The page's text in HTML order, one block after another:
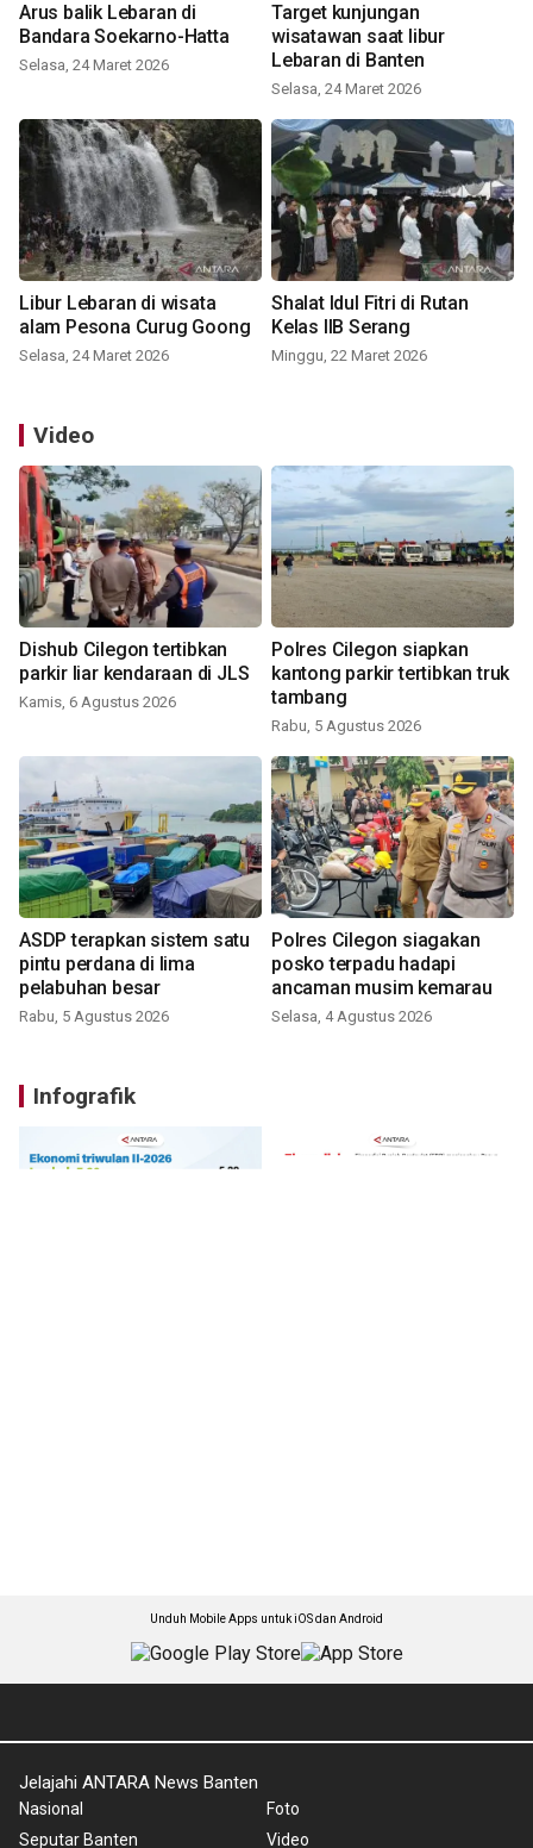
Arus balik Lebaran di
Bandara Soekarno-Hatta
Selasa, 24 Maret 2026
Target kunjungan
wisatawan saat libur
Lebaran di Banten
Selasa, 24 Maret 2026
Libur Lebaran di wisata
alam Pesona Curug Goong
Selasa, 24 Maret 2026
Shalat Idul Fitri di Rutan
Kelas IIB Serang
Minggu, 22 Maret 2026
Video
Dishub Cilegon tertibkan
parkir liar kendaraan di JLS
Kamis, 6 Agustus 2026
Polres Cilegon siapkan
kantong parkir tertibkan truk
tambang
Rabu, 5 Agustus 2026
ASDP terapkan sistem satu
pintu perdana di lima
pelabuhan besar
Rabu, 5 Agustus 2026
Polres Cilegon siagakan
posko terpadu hadapi
ancaman musim kemarau
Selasa, 4 Agustus 2026
Infografik
Unduh Mobile Apps untuk iOS dan Android
Jelajahi ANTARA News Banten
Nasional
Seputar Banten
Foto
Video